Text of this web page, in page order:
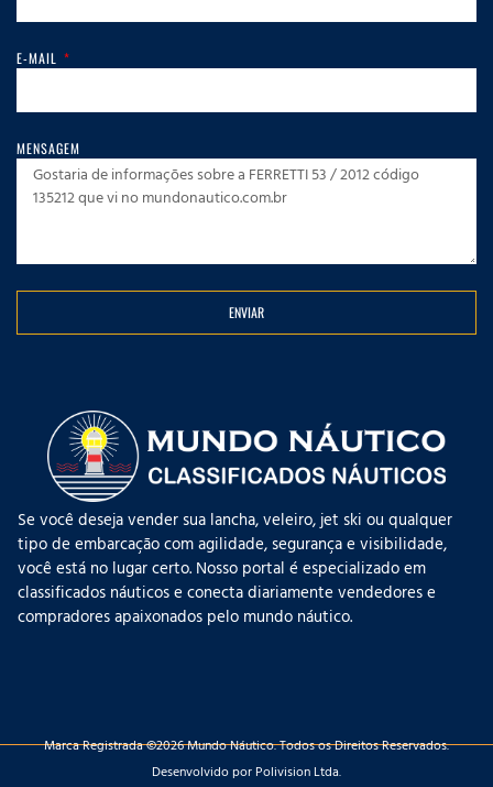
E-MAIL
MENSAGEM
ENVIAR
Se você deseja vender sua lancha, veleiro, jet ski ou qualquer
tipo de embarcação com agilidade, segurança e visibilidade,
você está no lugar certo. Nosso portal é especializado em
classificados náuticos e conecta diariamente vendedores e
compradores apaixonados pelo mundo náutico.
Marca Registrada ©2026 Mundo Náutico. Todos os Direitos Reservados.
Desenvolvido por Polivision Ltda.